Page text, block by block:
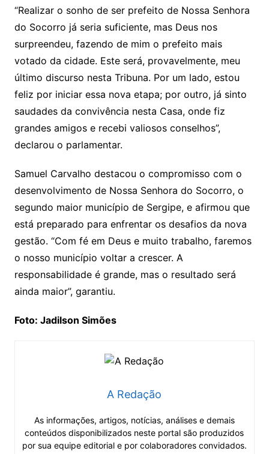
“Realizar o sonho de ser prefeito de Nossa Senhora
do Socorro já seria suficiente, mas Deus nos
surpreendeu, fazendo de mim o prefeito mais
votado da cidade. Este será, provavelmente, meu
último discurso nesta Tribuna. Por um lado, estou
feliz por iniciar essa nova etapa; por outro, já sinto
saudades da convivência nesta Casa, onde fiz
grandes amigos e recebi valiosos conselhos”,
declarou o parlamentar.
Samuel Carvalho destacou o compromisso com o
desenvolvimento de Nossa Senhora do Socorro, o
segundo maior município de Sergipe, e afirmou que
está preparado para enfrentar os desafios da nova
gestão. “Com fé em Deus e muito trabalho, faremos
o nosso município voltar a crescer. A
responsabilidade é grande, mas o resultado será
ainda maior”, garantiu.
Foto: Jadilson Simões
A Redação
As informações, artigos, notícias, análises e demais
conteúdos disponibilizados neste portal são produzidos
por sua equipe editorial e por colaboradores convidados.